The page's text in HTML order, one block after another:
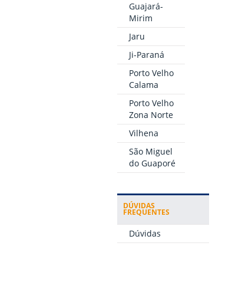
Guajará-
Mirim
Jaru
Ji-Paraná
Porto Velho
Calama
Porto Velho
Zona Norte
Vilhena
São Miguel
do Guaporé
DÚVIDAS
FREQUENTES
Dúvidas